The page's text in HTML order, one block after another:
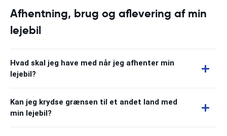
Afhentning, brug og aflevering af min
lejebil
Hvad skal jeg have med når jeg afhenter min
lejebil?
Kan jeg krydse grænsen til et andet land med
min lejebil?